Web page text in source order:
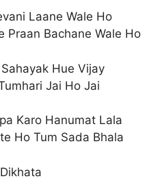
Laane Wale Ho
Praan Bachane Wale Ho
Hue Vijay
Jai Ho Jai
Karo Hanumat Lala
Ho Tum Sada Bhala